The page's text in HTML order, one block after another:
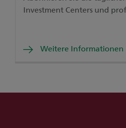
Investment Centers und
Weitere Informationen